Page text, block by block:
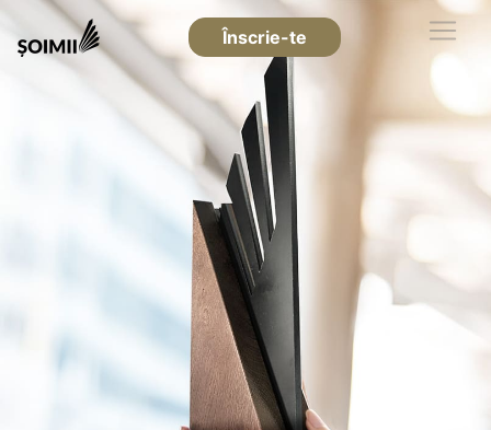
Înscrie-te